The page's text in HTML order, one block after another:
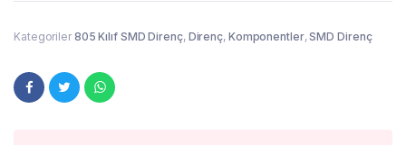
Kategoriler 805 Kılıf SMD Direnç, Direnç, Komponentler,SMD Direnç